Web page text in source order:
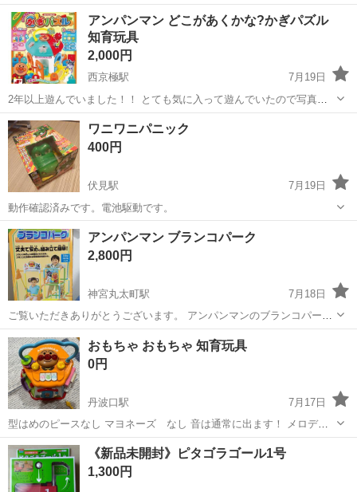
50代の男性活躍中！嬉しい時給1,490円！生活支援物資事前対応可◎ワ
ンルーム寮完備！赴任旅費会社負担！正社員登用制度あり◎《兵庫県
南あわじ市》 人気の工場の...
兵庫 南あわじ市
アンパンマン どこがあくかな?かぎパズル
知育玩具
2,000円
西京極駅
7月19日
2年以上遊んでいました！！ とても気に入って遊んでいたので写真以
外にも細かい傷や汚れがあります。 部品は全て揃っています。
京都 京都市 おもちゃ
ワニワニパニック
400円
伏見駅
7月19日
動作確認済みです。電池駆動です。
京都 京都市 伏見駅 おもちゃ
アンパンマン ブランコパーク
2,800円
神宮丸太町駅
7月18日
ご覧いただきありがとうございます。 アンパンマンのブランコパーク
です。 ブランコや 鉄棒に変身させて遊べます。 箱の内容物のバツが
ついている のれんと 安全ベルトはありません。 また写真のように 経
年劣化による色あせがある棒...
京都 京都市 神宮丸太町駅 おもちゃ ブランコ
おもちゃ おもちゃ 知育玩具
0円
丹波口駅
7月17日
型はめのピースなし マヨネーズ なし 音は通常に出ます！ メロディ
ーが出て楽しいです。 まだ使えますが、不足パーツが多数です。 非対
面にて、受け渡し可。 最初の問い合わせの際、引き取り日時、お知ら
せください。
京都 京都市 丹波口駅 おもちゃ ピース
《新品未開封》ピタゴラゴール1号
1,300円